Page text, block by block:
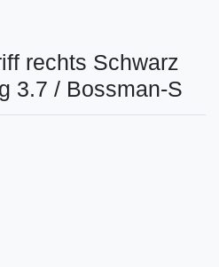
rechts Schwarz
3.7 / Bossman-S